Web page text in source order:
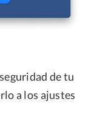
de tu
a los ajustes